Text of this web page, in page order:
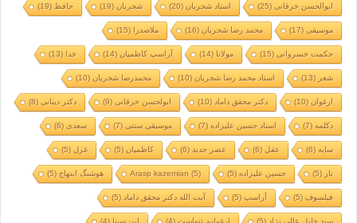
ابوالحسن خرقانی(25) استاد شجریان(20) شجریان(19) حافظ (19)
موسیقی(17) محمد رضا شجریان(16) ملاصدرا (15)
حکمت خسروانی(15) مولانا (14) آراسپ کاظمیان(14) خدا (13)
شعر (13) استاد محمد رضا شجریان(10) محمدرضا شجریان(10)
ارغوان(10) دکتر محقق داماد (10) ابولحسن خرقانی(9) دکتر دینانی(8)
دکلمه(7) استاد حسین علیزاده(7) موسیقی سنتی(7) سعدی(6)
سایه(6) عقل (6) عصر جدید (6) کاظمیان(5) غزل (5)
تار (5) حسین علیزاده(5)
Arasp kazemian (5) هوشنگ ابتهاج(5)
فیلسوف(5) آراسپ(5) آیت الله دکتر محقق داماد (5)
سید خلیل عالی نژاد (5) ارغوانم تنهاست(4) ابن سینا (4)